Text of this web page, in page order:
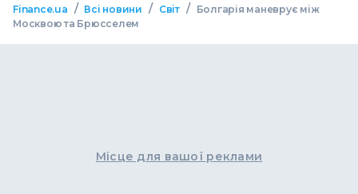
Finance.ua / Всі новини / Світ /
Болгарія маневрує між
Москвою та Брюсселем
Місце для вашої реклами